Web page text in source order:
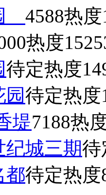
4588热度
热度
待定热度
待定热度
堤7188热
城三期待
都待定热度